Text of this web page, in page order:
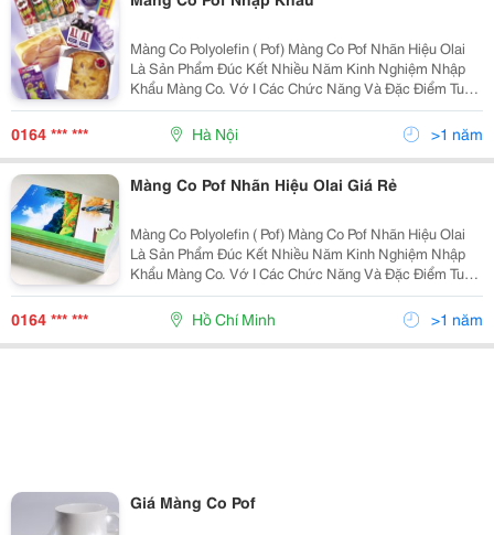
Màng Co Polyolefin ( Pof) Màng Co Pof Nhãn Hiệu Olai
Là Sản Phẩm Đúc Kết Nhiều Năm Kinh Nghiệm Nhập
Khẩu Màng Co. Vớ I Các Chức Năng Và Đặc Điểm Tuyệt
Vời, Màng Co Pof Được Sử Dụng Rộng Rãi Trong Việc
0164 *** *** Hà Nội >1 năm
Màng Co Pof Nhãn Hiệu Olai Giá Rẻ
Màng Co Polyolefin ( Pof) Màng Co Pof Nhãn Hiệu Olai
Là Sản Phẩm Đúc Kết Nhiều Năm Kinh Nghiệm Nhập
Khẩu Màng Co. Vớ I Các Chức Năng Và Đặc Điểm Tuyệt
Vời, Màng Co Pof Được Sử Dụng Rộng Rãi Trong Việc
Đóng Gói Hàng Hóa. Bảo Vệ Hàng Hóa K
0164 *** *** Hồ Chí Minh >1 năm
Giá Màng Co Pof